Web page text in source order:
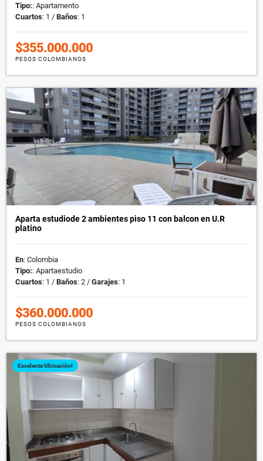
Tipo:: Apartamento
Cuartos: 1 / Baños: 1
$355.000.000
PESOS COLOMBIANOS
Aparta estudiode 2 ambientes piso 11 con balcon en U.R
platino
En: Colombia
Tipo:: Apartaestudio
Cuartos: 1 / Baños: 2 / Garajes: 1
$360.000.000
PESOS COLOMBIANOS
Excelente Ubicación!